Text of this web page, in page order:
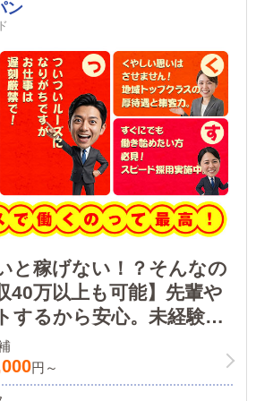
ン
と稼げない！？そんなの
40万以上も可能】先輩や
するから安心。未経験で
仕事です！挑戦が収入に
勝負しよう！経験は関係
円～